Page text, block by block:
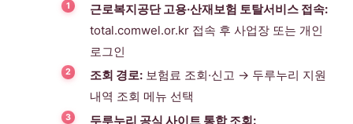
근로복지공단 고용·산재보험 토탈서비스 접속:
total.comwel.or.kr 접속 후 사업장 또는 개인
로그인
조회 경로: 보험료 조회·신고 → 두루누리 지원
내역 조회 메뉴 선택
두루누리 공식 사이트 통합 조회: